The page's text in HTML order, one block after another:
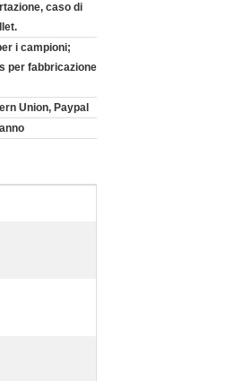
caso di
i campioni;
per fabbricazione
Union, Paypal